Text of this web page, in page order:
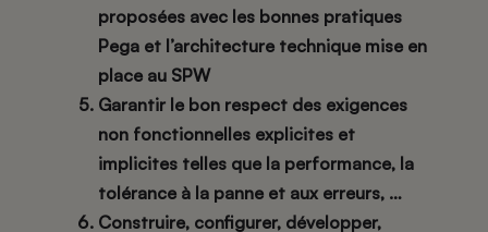
proposées avec les bonnes pratiques
Pega et l’architecture technique mise en
place au SPW
Garantir le bon respect des exigences
non fonctionnelles explicites et
implicites telles que la performance, la
tolérance à la panne et aux erreurs, …
Construire, configurer, développer,